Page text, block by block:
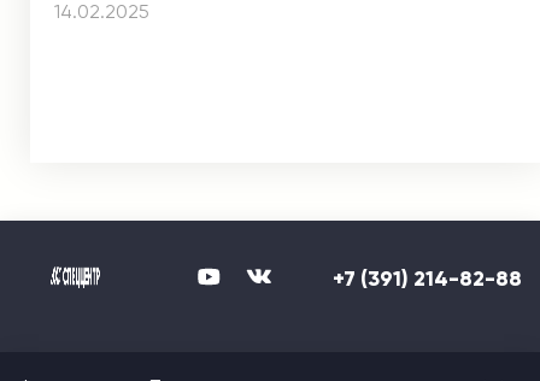
14.02.2025
+7 (391) 214-82-88